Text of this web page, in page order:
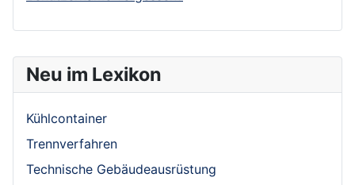
Neu im Lexikon
Kühlcontainer
Trennverfahren
Technische Gebäudeausrüstung